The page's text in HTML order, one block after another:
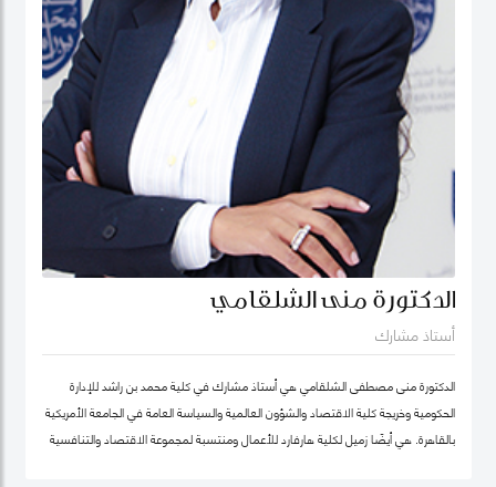
الدكتورة منى الشلقامي
أستاذ مشارك
الدكتورة منى مصطفى الشلقامي هي أستاذ مشارك في كلية محمد بن راشد للإدارة
الحكومية وخريجة كلية الاقتصاد والشؤون العالمية والسياسة العامة في الجامعة الأمريكية
بالقاهرة. هي أيضًا زميل لكلية هارفارد للأعمال ومنتسبة لمجموعة الاقتصاد والتنافسية